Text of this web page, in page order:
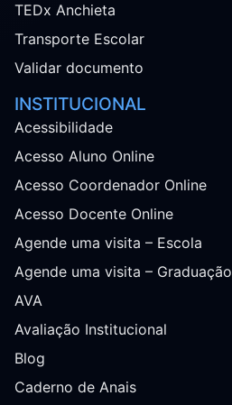
TEDx Anchieta
Transporte Escolar
Validar documento
INSTITUCIONAL
Acessibilidade
Acesso Aluno Online
Acesso Coordenador Online
Acesso Docente Online
Agende uma visita – Escola
Agende uma visita – Graduação
AVA
Avaliação Institucional
Blog
Caderno de Anais